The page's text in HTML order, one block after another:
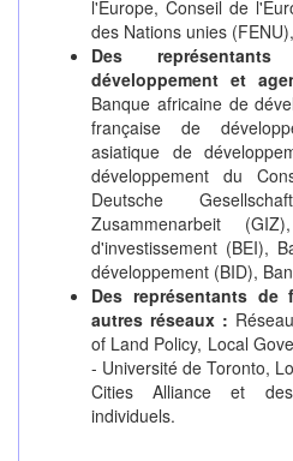
l'Europe, Conseil de
des Nations unies
Des
développement et
Banque africaine de
française de
asiatique de
développement du
Deutsche
Zusammenarbeit
d'investissement (BEI),
développement (BID),
Des représentants
autres réseaux :
of Land Policy, Local
- Université de Toronto,
Cities Alliance et
individuels.